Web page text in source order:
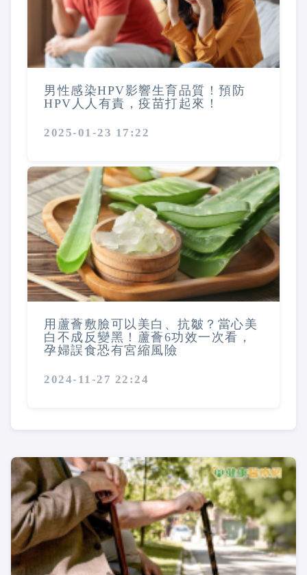
男性感染HPV影響生育品質！預防
HPV人人有責，疫苗打起來！
2025-01-23 17:22
用蘆薈敷臉可以美白、抗皺？當心美
白不成反變黑！蘆薈6功效一次看，
孕婦誤食恐有宮縮風險
2024-11-27 22:24